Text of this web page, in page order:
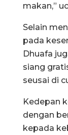
makan,”
Selain
pada
Dhuafa
siang
seusai di
Kedepan
dengan
kepada